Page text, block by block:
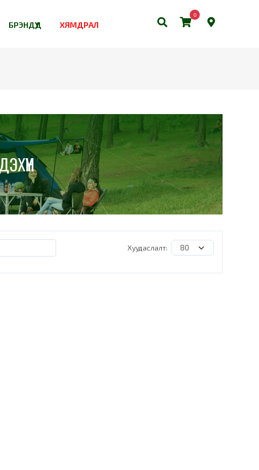
0
БРЭНДҮҮД ХЯМДРАЛ
Хуудаслалт: